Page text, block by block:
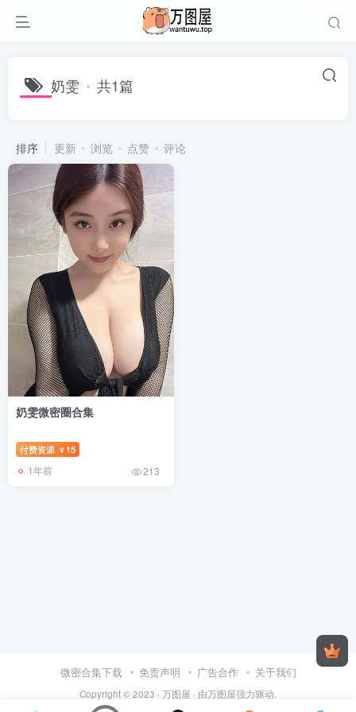
奶雯 共1篇
排序 更新 浏览 点赞 评论
奶雯微密圈合集
付费资源 ¥ 15
1年前 213
微密合集下载 免责声明 广告合作 关于我们
Copyright © 2023 · 万图屋 · 由万图屋强力驱动.